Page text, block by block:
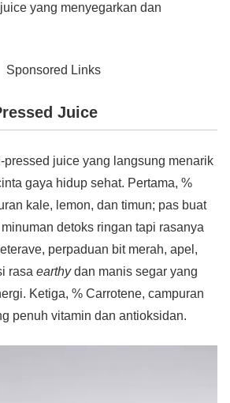
yang menyegarkan dan
Sponsored Links
Juice
pressed juice yang langsung menarik
gaya hidup sehat. Pertama, %
kale, lemon, dan timun; pas buat
detoks ringan tapi rasanya
perpaduan bit merah, apel,
rasa earthydan manis segar yang
Ketiga, % Carrotene, campuran
penuh vitamin dan antioksidan.